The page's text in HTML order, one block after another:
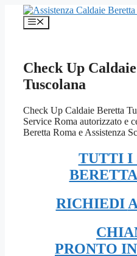
contenuto
Menu
Check Up
Tuscolana
Check Up Caldaie Beretta
Service Roma autorizzato e
Beretta Roma e Assistenza
TUTTI I
RICHIEDI
PRONTO